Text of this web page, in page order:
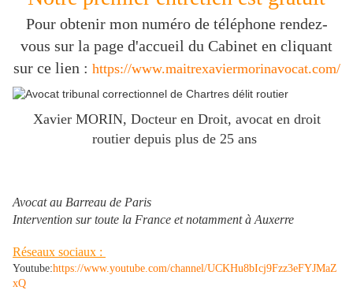
Pour obtenir mon numéro de téléphone rendez-
vous sur la page d'accueil du Cabinet en cliquant
sur ce lien : https://www.maitrexaviermorinavocat.com/
Xavier MORIN, Docteur en Droit, avocat en droit
routier depuis plus de 25 ans
Avocat au Barreau de Paris
Intervention sur toute la France et notamment à Auxerre
Réseaux sociaux :
Youtube:https://www.youtube.com/channel/UCKHu8bIcj9Fzz3eFYJMaZ
xQ